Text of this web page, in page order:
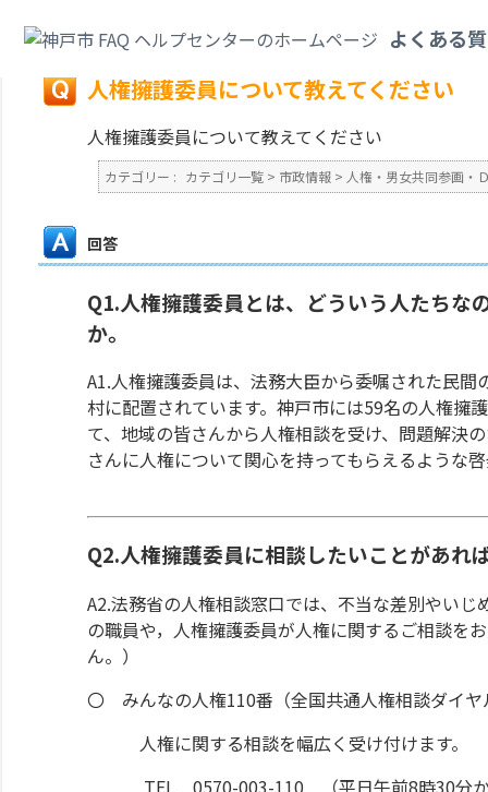
よくある
戻る
人権擁護委員について教えてください
人権擁護委員について教えてください
カテゴリー : カテゴリ一覧 > 市政情報 > 人権・男女共同参画・
回答
Q1.人権擁護委員とは、どういう人たちな
か。
A1.人権擁護委員は、法務大臣から委嘱された民
村に配置されています。神戸市には59名の人権
て、地域の皆さんから人権相談を受け、問題解決
さんに人権について関心を持ってもらえるような
Q2.人権擁護委員に相談したいことがあれ
A2.法務省の人権相談窓口では、不当な差別やい
の職員や，人権擁護委員が人権に関するご相談を
ん。）
〇 みんなの人権110番（全国共通人権相談ダイヤ
人権に関する相談を幅広く受け付けます。
TEL 0570-003-110 （平日午前8時30分か